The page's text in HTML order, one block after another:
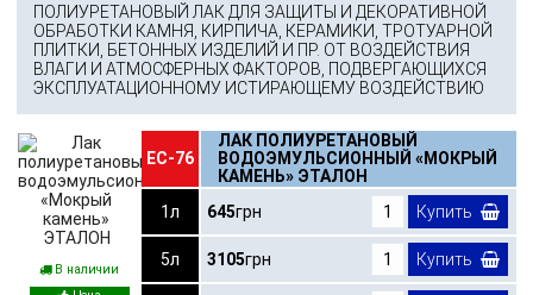
ПОЛИУРЕТАНОВЫЙ ЛАК ДЛЯ ЗАЩИТЫ И ДЕКОРАТИВНОЙ
ОБРАБОТКИ КАМНЯ, КИРПИЧА, КЕРАМИКИ, ТРОТУАРНОЙ
ПЛИТКИ, БЕТОННЫХ ИЗДЕЛИЙ И ПР. ОТ ВОЗДЕЙСТВИЯ
ВЛАГИ И АТМОСФЕРНЫХ ФАКТОРОВ, ПОДВЕРГАЮЩИХСЯ
ЭКСПЛУАТАЦИОННОМУ ИСТИРАЮЩЕМУ ВОЗДЕЙСТВИЮ
В наличии
ЕС-76
ЛАК ПОЛИУРЕТАНОВЫЙ
ВОДОЭМУЛЬСИОННЫЙ «МОКРЫЙ
КАМЕНЬ» ЭТАЛОН
1л
645грн Купить
5л 3105грн Купить